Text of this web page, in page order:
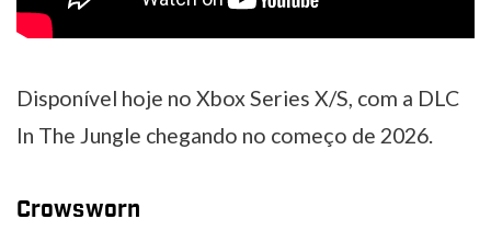
Disponível hoje no Xbox Series X/S, com a DLC
In The Jungle chegando no começo de 2026.
Crowsworn